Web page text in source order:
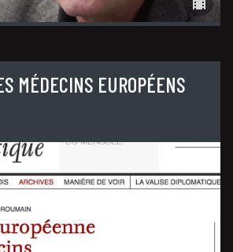
MÉDECINS EUROPÉENS